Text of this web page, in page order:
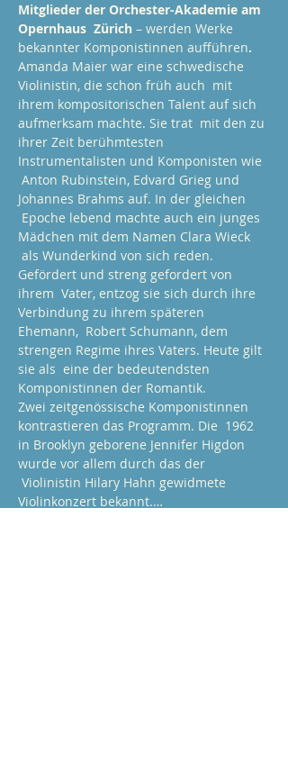
Mitglieder der Orchester-Akademie am
Opernhaus  Zürich – werden Werke
bekannter Komponistinnen aufführen.
Amanda Maier war eine schwedische
Violinistin, die schon früh auch  mit
ihrem kompositorischen Talent auf sich
aufmerksam machte. Sie trat  mit den zu
ihrer Zeit berühmtesten
Instrumentalisten und Komponisten wie
Anton Rubinstein, Edvard Grieg und
Johannes Brahms auf. In der gleichen
Epoche lebend machte auch ein junges
Mädchen mit dem Namen Clara Wieck
als Wunderkind von sich reden.
Gefördert und streng gefordert von
ihrem  Vater, entzog sie sich durch ihre
Verbindung zu ihrem späteren
Ehemann,  Robert Schumann, dem
strengen Regime ihres Vaters. Heute gilt
sie als  eine der bedeutendsten
Komponistinnen der Romantik.
Zwei zeitgenössische Komponistinnen
kontrastieren das Programm. Die  1962
in Brooklyn geborene Jennifer Higdon
wurde vor allem durch das der
Violinistin Hilary Hahn gewidmete
Violinkonzert bekannt.…